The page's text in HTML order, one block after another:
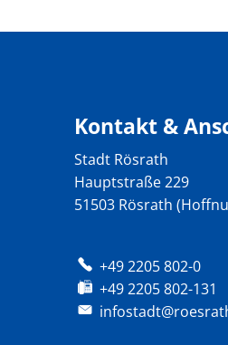
Kontakt &
Stadt Rösrath
Hauptstraße 229
51503 Rösrath
+49 2205 802-0
+49 2205 802-131